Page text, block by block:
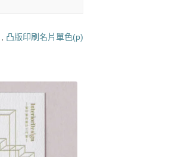
, 凸版印刷名片單色(p)